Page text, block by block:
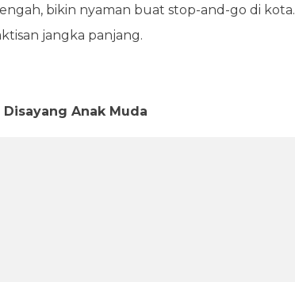
bikin nyaman buat stop-and-go di kota.
jangka panjang.
Disayang Anak Muda